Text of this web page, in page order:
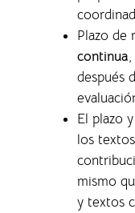
Plazo de
continua
después
El plazo
los
mismo
y textos